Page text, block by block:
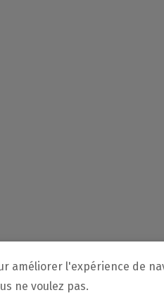
améliorer l'expérience de
ne voulez pas.